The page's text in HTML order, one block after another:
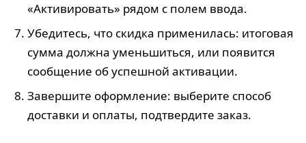
«Активировать» рядом с полем ввода.
Убедитесь, что скидка применилась: итоговая
сумма должна уменьшиться, или появится
сообщение об успешной активации.
Завершите оформление: выберите способ
доставки и оплаты, подтвердите заказ.